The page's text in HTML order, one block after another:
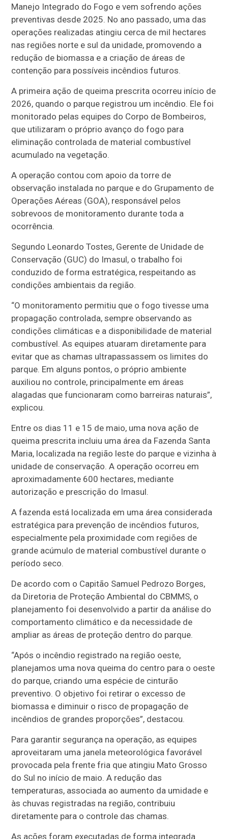
Manejo Integrado do Fogo e vem sofrendo ações
preventivas desde 2025. No ano passado, uma das
operações realizadas atingiu cerca de mil hectares
nas regiões norte e sul da unidade, promovendo a
redução de biomassa e a criação de áreas de
contenção para possíveis incêndios futuros.
A primeira ação de queima prescrita ocorreu início de
2026, quando o parque registrou um incêndio. Ele foi
monitorado pelas equipes do Corpo de Bombeiros,
que utilizaram o próprio avanço do fogo para
eliminação controlada de material combustível
acumulado na vegetação.
A operação contou com apoio da torre de
observação instalada no parque e do Grupamento de
Operações Aéreas (GOA), responsável pelos
sobrevoos de monitoramento durante toda a
ocorrência.
Segundo Leonardo Tostes, Gerente de Unidade de
Conservação (GUC) do Imasul, o trabalho foi
conduzido de forma estratégica, respeitando as
condições ambientais da região.
“O monitoramento permitiu que o fogo tivesse uma
propagação controlada, sempre observando as
condições climáticas e a disponibilidade de material
combustível. As equipes atuaram diretamente para
evitar que as chamas ultrapassassem os limites do
parque. Em alguns pontos, o próprio ambiente
auxiliou no controle, principalmente em áreas
alagadas que funcionaram como barreiras naturais”,
explicou.
Entre os dias 11 e 15 de maio, uma nova ação de
queima prescrita incluiu uma área da Fazenda Santa
Maria, localizada na região leste do parque e vizinha à
unidade de conservação. A operação ocorreu em
aproximadamente 600 hectares, mediante
autorização e prescrição do Imasul.
A fazenda está localizada em uma área considerada
estratégica para prevenção de incêndios futuros,
especialmente pela proximidade com regiões de
grande acúmulo de material combustível durante o
período seco.
De acordo com o Capitão Samuel Pedrozo Borges,
da Diretoria de Proteção Ambiental do CBMMS, o
planejamento foi desenvolvido a partir da análise do
comportamento climático e da necessidade de
ampliar as áreas de proteção dentro do parque.
“Após o incêndio registrado na região oeste,
planejamos uma nova queima do centro para o oeste
do parque, criando uma espécie de cinturão
preventivo. O objetivo foi retirar o excesso de
biomassa e diminuir o risco de propagação de
incêndios de grandes proporções”, destacou.
Para garantir segurança na operação, as equipes
aproveitaram uma janela meteorológica favorável
provocada pela frente fria que atingiu Mato Grosso
do Sul no início de maio. A redução das
temperaturas, associada ao aumento da umidade e
às chuvas registradas na região, contribuiu
diretamente para o controle das chamas.
As ações foram executadas de forma integrada